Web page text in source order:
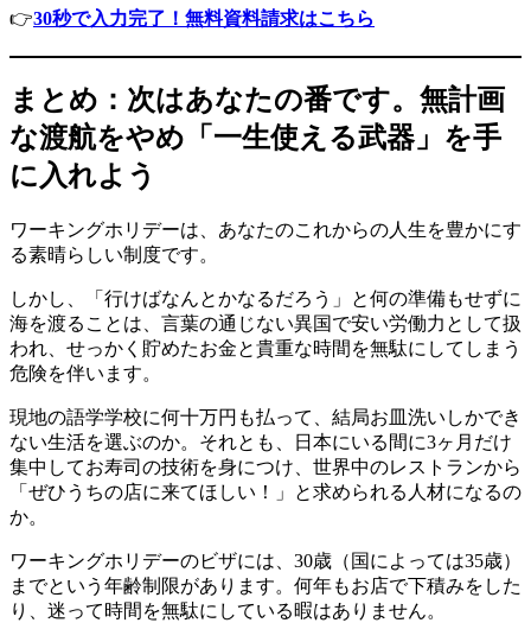
👉30秒で入力完了！無料資料請求はこちら
まとめ：次はあなたの番です。無計画
な渡航をやめ「一生使える武器」を手
に入れよう
ワーキングホリデーは、あなたのこれからの人生を豊かにす
る素晴らしい制度です。
しかし、「行けばなんとかなるだろう」と何の準備もせずに
海を渡ることは、言葉の通じない異国で安い労働力として扱
われ、せっかく貯めたお金と貴重な時間を無駄にしてしまう
危険を伴います。
現地の語学学校に何十万円も払って、結局お皿洗いしかでき
ない生活を選ぶのか。それとも、日本にいる間に3ヶ月だけ
集中してお寿司の技術を身につけ、世界中のレストランから
「ぜひうちの店に来てほしい！」と求められる人材になるの
か。
ワーキングホリデーのビザには、30歳（国によっては35歳）
までという年齢制限があります。何年もお店で下積みをした
り、迷って時間を無駄にしている暇はありません。